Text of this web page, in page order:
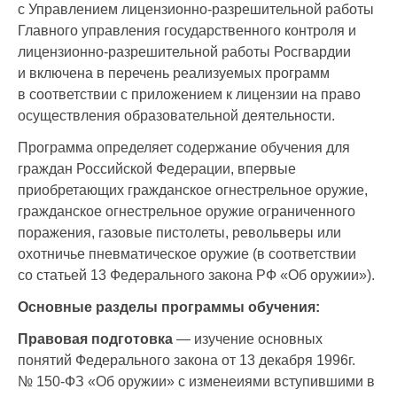
Правовая
подготовка
1.1.
Учебный курс
«Правовые основы
в области оборота
числе:
Часть 1. Основы
административного
законодательства.
0.8 0.8
1.2.
Часть 2. Основы
уголовного
законодательства.
0.2 0.2
1.3.
Часть 3. Основы
гражданского
законодательства.
0.2 0.2
с Управлением лицензионно-разрешительной работы
Главного управления государственного контроля и
лицензионно-разрешительной работы Росгвардии
и включена в перечень реализуемых программ
в соответствии с приложением к лицензии на право
осуществления образовательной деятельности.
Программа определяет содержание обучения для
граждан Российской Федерации, впервые
приобретающих гражданское огнестрельное оружие,
гражданское огнестрельное оружие ограниченного
поражения, газовые пистолеты, револьверы или
охотничье пневматическое оружие (в соответствии
со статьей 13 Федерального закона РФ «Об оружии»).
Основные разделы программы обучения:
Правовая подготовка — изучение основных
понятий Федерального закона от 13 декабря 1996г.
№ 150-ФЗ «Об оружии» с изменеиями вступившими в